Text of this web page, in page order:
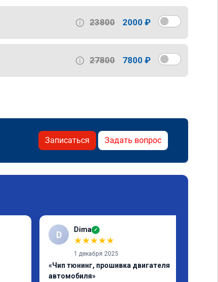
23800 2000 ₽
27800 7800 ₽
Записаться Задать вопрос
D Dima ✓
★★★★★
1 декабря 2025
«Чип тюнинг, прошивка двигателя
автомобиля»